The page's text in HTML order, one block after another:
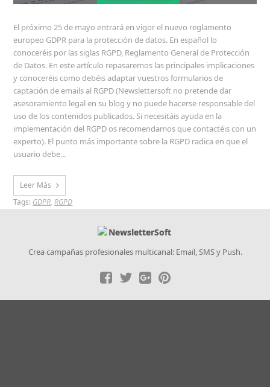
El próximo 25 de mayo entrará en vigor el nuevo reglamento
europeo GDPR para la protección de datos. En español lo
conoceréis por las siglas RGPD, Reglamento General de Protección
de Datos. En este artículo repasaremos las principales implicaciones
y conoceréis como debéis adaptar vuestros formularios de
captación de emails al RGPD (Newslettersoft no pretende dar
asesoramiento legal en su blog y no puede hacerse responsable del
uso de los contenidos publicados. Si necesitáis ayuda en la
implementación del RGPD os recomendamos que contactéis con un
experto). El punto más importante sobre la RGPD radica en que el
usuario debe...
Leer Más
Tags: GDPR,RGPD
Crea campañas profesionales multicanal: Email, SMS y Push.